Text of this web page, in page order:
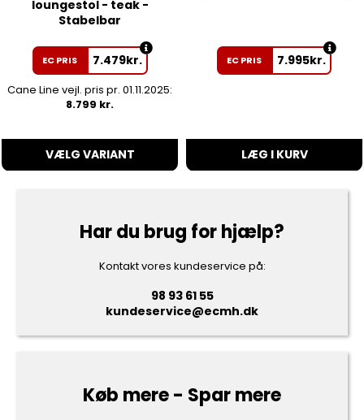
loungestol - teak -
Stabelbar
EC PRIS 7.479kr.
Cane Line vejl. pris pr. 01.11.2025:
8.799 kr.
VÆLG VARIANT
EC PRIS 7.995kr.
LÆG I KURV
Har du brug for hjælp?
Kontakt vores kundeservice på:
98 93 61 55
kundeservice@ecmh.dk
Køb mere - Spar mere